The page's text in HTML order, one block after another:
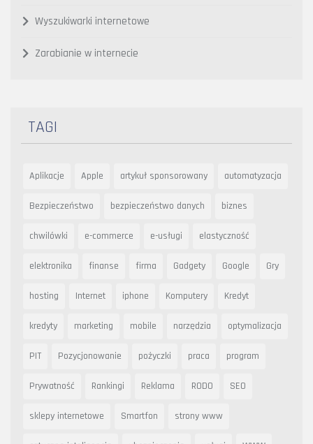
Wyszukiwarki internetowe
Zarabianie w internecie
TAGI
Aplikacje Apple artykuł sponsorowany automatyzacja
Bezpieczeństwo bezpieczeństwo danych biznes
chwilówki e-commerce e-usługi elastyczność
elektronika finanse firma Gadgety Google Gry
hosting Internet iphone Komputery Kredyt
kredyty marketing mobile narzędzia optymalizacja
PIT Pozycjonowanie pożyczki praca program
Prywatność Rankingi Reklama RODO SEO
sklepy internetowe Smartfon strony www